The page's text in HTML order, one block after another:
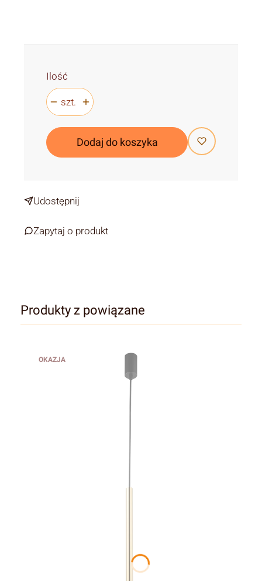
Ilość
szt.
Dodaj do koszyka
Udostępnij
Zapytaj o produkt
Produkty z powiązane
OKAZJA